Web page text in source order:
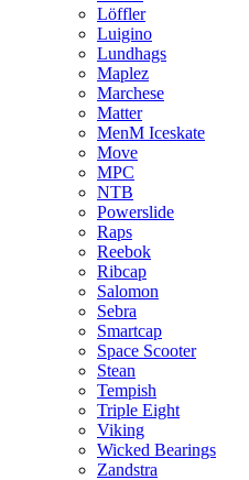
Löffler
Luigino
Lundhags
Maplez
Marchese
Matter
MenM Iceskate
Move
MPC
NTB
Powerslide
Raps
Reebok
Ribcap
Salomon
Sebra
Smartcap
Space Scooter
Stean
Tempish
Triple Eight
Viking
Wicked Bearings
Zandstra